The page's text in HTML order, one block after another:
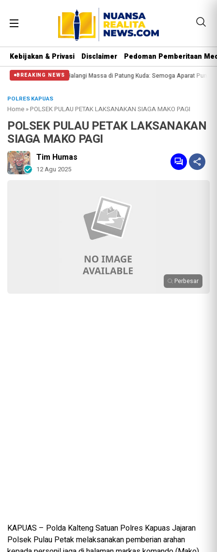
Kebijakan & Privasi Disclaimer Pedoman Pemberitaan
BREAKING NEWS
Halangi Massa di Patung Kuda: Semoga Aparat Punya Hati Nurani
POLRES KAPUAS
Home »POLSEK PULAU PETAK LAKSANAKAN SIAGA MAKO PAGI
POLSEK PULAU PETAK LAKSANAKAN
SIAGA MAKO PAGI
Tim Humas
12 Agu 2025
Perbesar
KAPUAS – Polda Kalteng Satuan Polres Kapuas Jajaran
Polsek Pulau Petak melaksanakan pemberian arahan